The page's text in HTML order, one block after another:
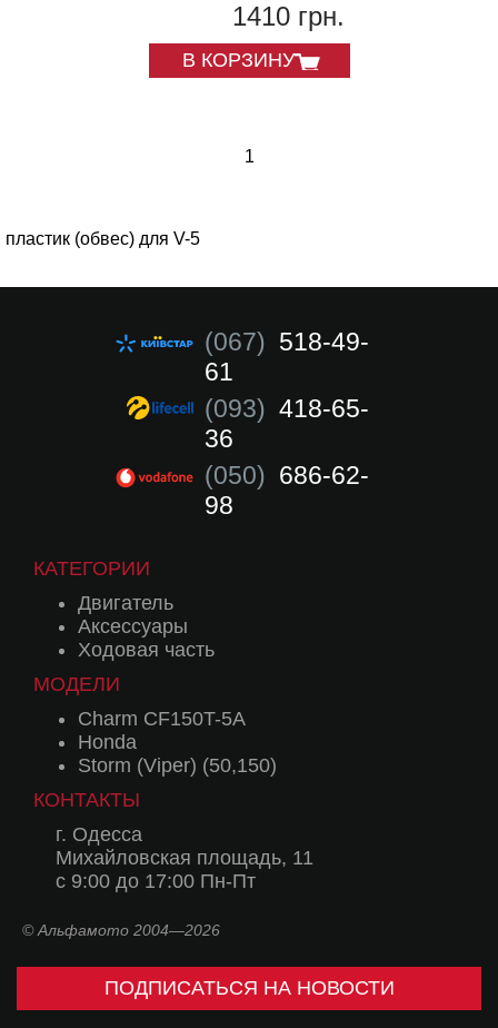
1410 грн.
В КОРЗИНУ
1
пластик (обвес) для V-5
(067) 518-49-
61
(093) 418-65-
36
(050) 686-62-
98
КАТЕГОРИИ
Двигатель
Аксессуары
Ходовая часть
МОДЕЛИ
Charm CF150T-5A
Honda
Storm (Viper) (50,150)
КОНТАКТЫ
г. Одесса
Михайловская площадь, 11
с 9:00 до 17:00 Пн-Пт
© Альфамото 2004—2026
ПОДПИСАТЬСЯ НА НОВОСТИ